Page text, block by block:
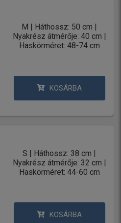
M | Háthossz: 50 cm |
Nyakrész átmérője: 40 cm |
Haskörméret: 48-74 cm
KOSÁRBA
S | Háthossz: 38 cm |
Nyakrész átmérője: 32 cm |
Haskörméret: 44-60 cm
KOSÁRBA